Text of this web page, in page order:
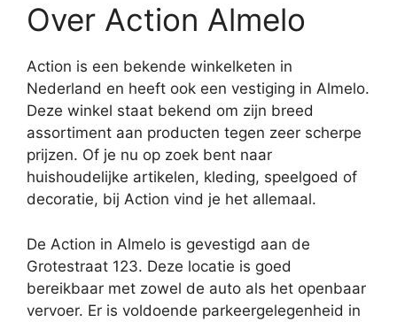
Over Action Almelo
Action is een bekende winkelketen in
Nederland en heeft ook een vestiging in Almelo.
Deze winkel staat bekend om zijn breed
assortiment aan producten tegen zeer scherpe
prijzen. Of je nu op zoek bent naar
huishoudelijke artikelen, kleding, speelgoed of
decoratie, bij Action vind je het allemaal.
De Action in Almelo is gevestigd aan de
Grotestraat 123. Deze locatie is goed
bereikbaar met zowel de auto als het openbaar
vervoer. Er is voldoende parkeergelegenheid in